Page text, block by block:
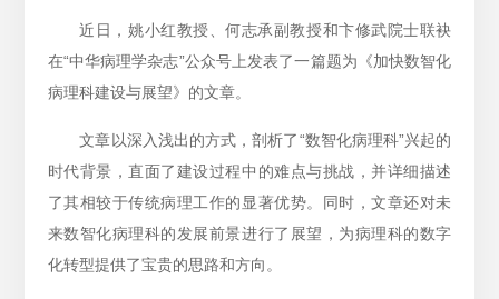
近日，姚小红教授、何志承副教授和卞修武院士联袂
在“中华病理学杂志”公众号上发表了一篇题为《加快数智化
病理科建设与展望》的文章。
文章以深入浅出的方式，剖析了“数智化病理科”兴起的
时代背景，直面了建设过程中的难点与挑战，并详细描述
了其相较于传统病理工作的显著优势。同时，文章还对未
来数智化病理科的发展前景进行了展望，为病理科的数字
化转型提供了宝贵的思路和方向。